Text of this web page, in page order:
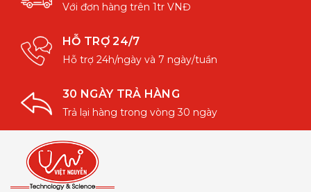
Với đơn hàng trên 1tr VNĐ
HỖ TRỢ 24/7
Hỗ trợ 24h/ngày và 7 ngày/tuần
30 NGÀY TRẢ HÀNG
Trả lại hàng trong vòng 30 ngày